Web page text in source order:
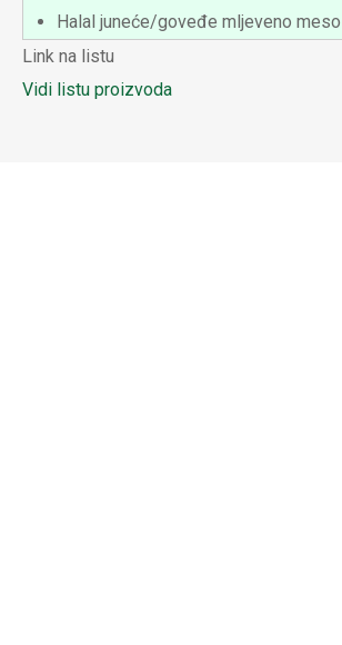
Halal juneće/goveđe mljeveno meso
Link na listu
Vidi listu proizvoda